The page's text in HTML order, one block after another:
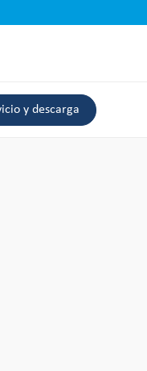
y descarga